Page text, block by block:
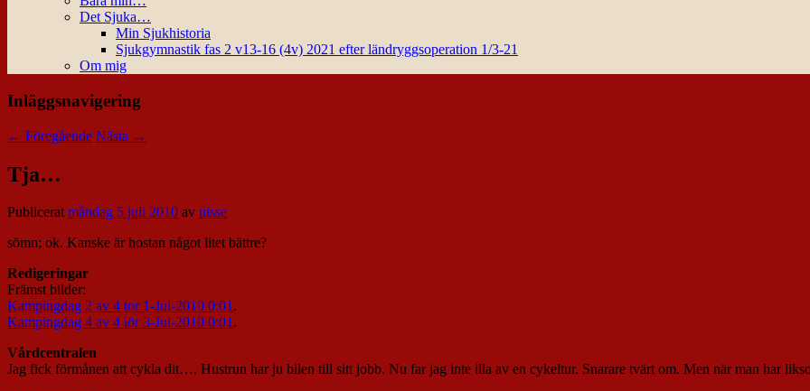
Det Sjuka…
Min Sjukhistoria
Sjukgymnastik fas 2 v13-16 (4v) 2021 efter ländryggsoperation 1/3-21
Om mig
Inläggsnavigering
← Föregående Nästa →
Tja…
Publiceratmåndag 5 juli 2010 av nisse
sömn; ok. Kanske är hostan något litet bättre?
Redigeringar
Främst bilder:
Kampingdag 2 av 4 tor 1-Jul-2010 0:01.
Kampingdag 4 av 4 lör 3-Jul-2010 0:01.
Vårdcentralen
Jag fick förmånen att cykla dit…. Hustrun har ju bilen till sitt jobb. Nu far jag inte illa av en cykeltur. Snarare tvärt om. Men när man har